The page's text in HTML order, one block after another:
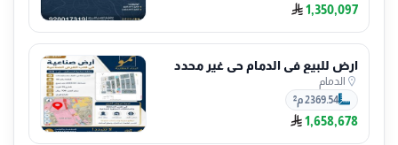
1,350,097
ارض للبيع في الدمام حي غير محدد
الدمام
2369.54 م²
1,658,678